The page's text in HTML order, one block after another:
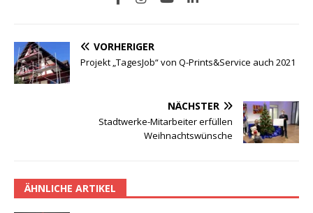
VORHERIGER
Projekt „TagesJob“ von Q-Prints&Service auch 2021
NÄCHSTER
Stadtwerke-Mitarbeiter erfüllen
Weihnachtswünsche
ÄHNLICHE ARTIKEL